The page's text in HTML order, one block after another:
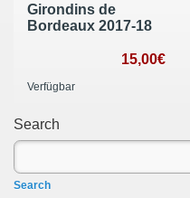
Girondins de
Bordeaux 2017-18
15,00€
Verfügbar
Search
Search